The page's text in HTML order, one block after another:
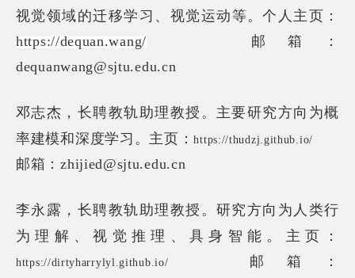
视觉领域的迁移学习、视觉运动等。个人主页：
https://dequan.wang/
邮箱：
dequanwang@sjtu.edu.cn
邓志杰， 长聘教轨助理教授。 主要研究方向为概
率建模和深度学习。 主页：https://thudzj.github.io/
邮箱：zhijied@sjtu.edu.cn
李永露， 长聘教轨助理教授。研究方向为人类行
为理解、视觉推理、具身智能。 主页：
https://dirtyharrylyl.github.io/
邮箱：